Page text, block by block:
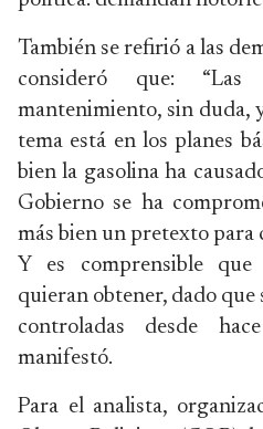
También se refirió a las
consideró que: “Las
mantenimiento, sin duda,
tema está en los planes
bien la gasolina ha
Gobierno se ha
más bien un pretexto para
Y es comprensible
quieran obtener, dado
controladas desde
manifestó.
Para el analista,